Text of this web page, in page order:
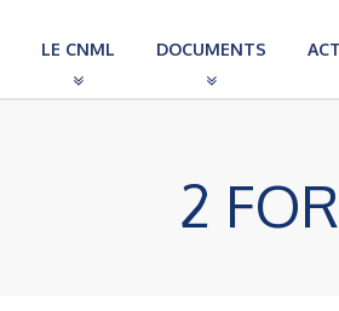
LE CNML DOCUMENTS
2